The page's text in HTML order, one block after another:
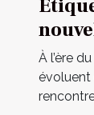
À l’ère
évoluent